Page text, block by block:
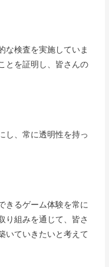
な検査を実施していま
とを証明し、皆さんの
し、常に透明性を持っ
きるゲーム体験を常に
り組みを通じて、皆さ
いていきたいと考えて